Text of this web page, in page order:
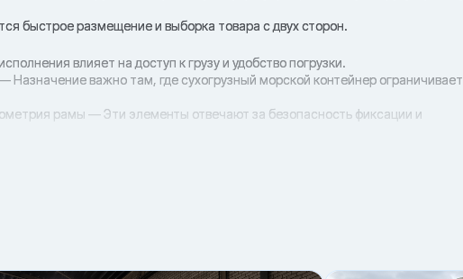
быстрое размещение и выборка товара с двух сторон.
влияет на доступ к грузу и удобство погрузки.
важно там, где сухогрузный морской контейнер ограничивает
рамы — Эти элементы отвечают за безопасность фиксации и